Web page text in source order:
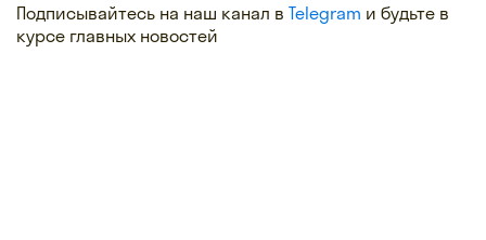
Подписывайтесь на наш канал в Telegram и будьте в
курсе главных новостей